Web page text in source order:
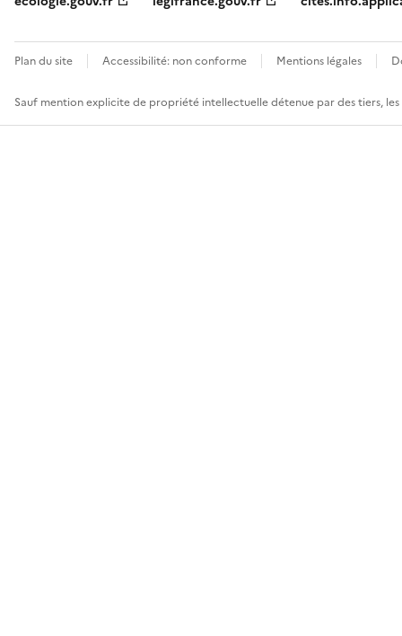
Plan du site Accessibilité: non conforme Mentions légales
Sauf mention explicite de propriété intellectuelle détenue par des tiers,